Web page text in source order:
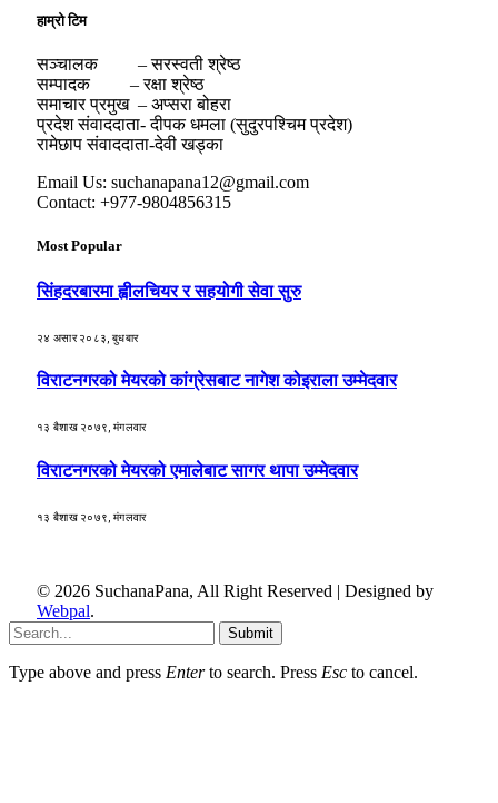
हाम्रो टिम
सञ्चालक – सरस्वती श्रेष्ठ
सम्पादक – रक्षा श्रेष्ठ
समाचार प्रमुख – अप्सरा बोहरा
प्रदेश संवाददाता- दीपक धमला (सुदुरपश्चिम प्रदेश)
रामेछाप संवाददाता-देवी खड्का
Email Us: suchanapana12@gmail.com
Contact: +977-9804856315
Most Popular
सिंहदरबारमा ह्वीलचियर र सहयोगी सेवा सुरु
२४ असार २०८३, बुधबार
विराटनगरको मेयरको कांग्रेसबाट नागेश कोइराला उम्मेदवार
१३ बैशाख २०७९, मंगलवार
विराटनगरको मेयरको एमालेबाट सागर थापा उम्मेदवार
१३ बैशाख २०७९, मंगलवार
© 2026 SuchanaPana, All Right Reserved | Designed by
Webpal.
Submit
Type above and press Enterto search. Press Esc to cancel.